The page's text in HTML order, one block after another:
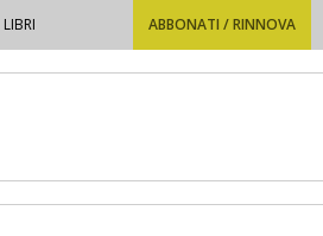
LIBRI ABBONATI / RINNOVA